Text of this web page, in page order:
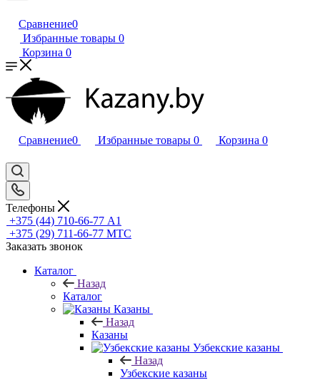
Сравнение0
Избранные товары 0
Корзина 0
Сравнение0 Избранные товары 0 Корзина 0
Телефоны
+375 (44) 710-66-77 А1
+375 (29) 711-66-77 МТС
Заказать звонок
Каталог
Назад
Каталог
Казаны
Назад
Казаны
Узбекские казаны
Назад
Узбекские казаны